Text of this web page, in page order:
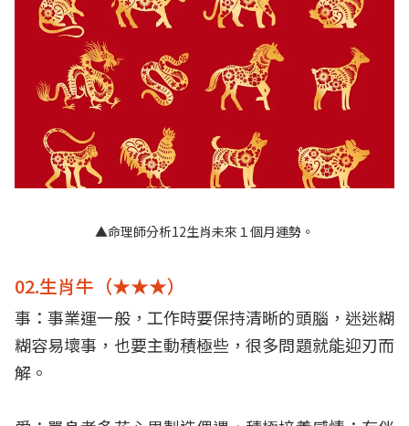
▲命理師分析12生肖未來１個月運勢。
02.生肖牛（★★★）
事：事業運一般，工作時要保持清晰的頭腦，迷迷糊
糊容易壞事，也要主動積極些，很多問題就能迎刃而
解。